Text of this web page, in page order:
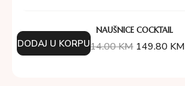
NAUŠNICE COCKTAIL
214.00KM 149.80 KM
DODAJ U KORPU